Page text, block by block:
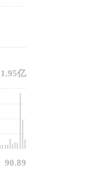
1.95亿
90.89